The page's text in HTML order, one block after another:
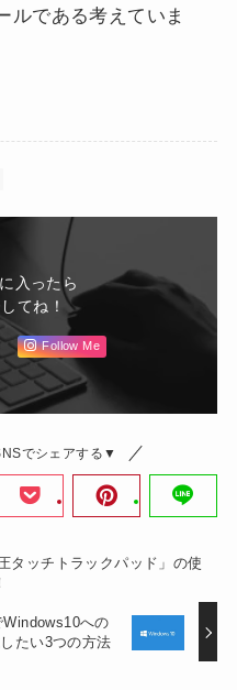
ルである考えていま
入ったら
てね！
Follow Me
でシェアする▼
タッチトラックパッド」の使
への
たい3つの方法